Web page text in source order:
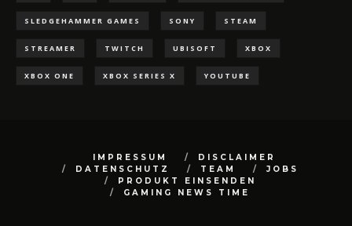
SLEDGEHAMMER GAMES SONY STEAM
STREAMER TWITCH UBISOFT XBOX
XBOX ONE XBOX SERIES X YOUTUBE
IMPRESSUM
DISCLAIMER
DATENSCHUTZ
TEAM
JOBS
PRODUKT EINSENDEN
GAMING NEWS TIME